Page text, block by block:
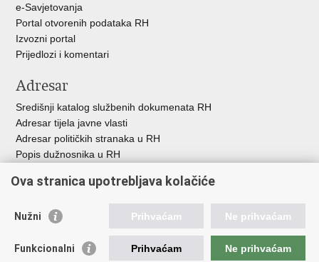
e-Savjetovanja
Portal otvorenih podataka RH
Izvozni portal
Prijedlozi i komentari
Adresar
Središnji katalog službenih dokumenata RH
Adresar tijela javne vlasti
Adresar političkih stranaka u RH
Popis dužnosnika u RH
Pozivi za žurnu pomoć
Važne poveznice
Strukturni i investicijski fondovi
Ova stranica upotrebljava kolačiće
Nužni Prihvaćam Ne prihvaćam
Funkcionalni Prihvaćam Ne prihvaćam